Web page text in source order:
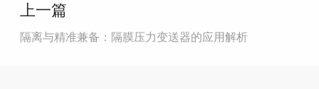
上一篇
隔离与精准兼备：隔膜压力变送器的应用解析